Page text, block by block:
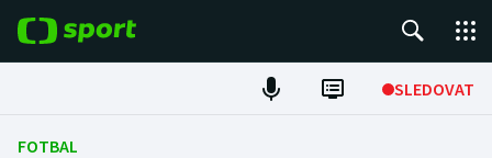
SLEDOVAT
Fotbal
FOTBAL